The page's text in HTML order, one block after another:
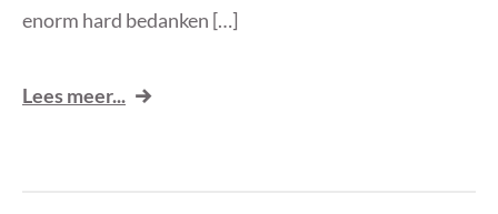
enorm hard bedanken […]
Lees meer...